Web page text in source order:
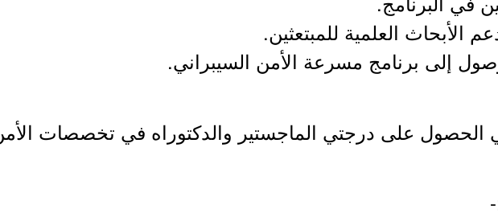
الأبحاث العلمية للمبتعثين.
إلى برنامج مسرعة الأمن السيبراني.
الحصول على درجتي الماجستير والدكتوراه في تخصصات